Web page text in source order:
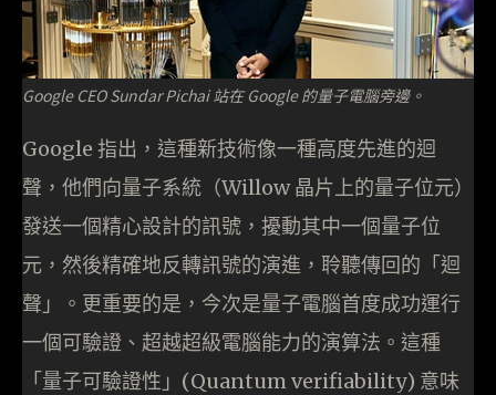
Google CEO Sundar Pichai 站在 Google 的量子電腦旁邊。
Google 指出，這種新技術像一種高度先進的迴
聲，他們向量子系統（Willow 晶片上的量子位元）
發送一個精心設計的訊號，擾動其中一個量子位
元，然後精確地反轉訊號的演進，聆聽傳回的「迴
聲」。更重要的是，今次是量子電腦首度成功運行
一個可驗證、超越超級電腦能力的演算法。這種
「量子可驗證性」(Quantum verifiability) 意味